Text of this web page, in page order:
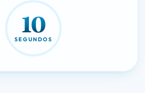
10
SEGUNDOS